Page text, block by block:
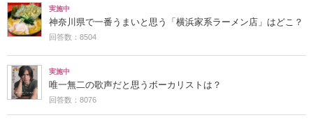
実施中
神奈川県で一番うまいと思う「横浜家系ラーメン店」はどこ？
回答数：8504
実施中
唯一無二の歌声だと思うボーカリストは？
回答数：8076